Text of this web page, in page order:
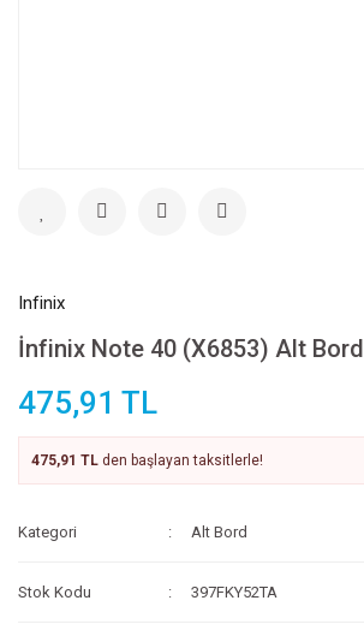
Infinix
İnfinix Note 40 (X6853) Alt Bord
475,91 TL
475,91 TL den başlayan taksitlerle!
Kategori Alt Bord
Stok Kodu 397FKY52TA